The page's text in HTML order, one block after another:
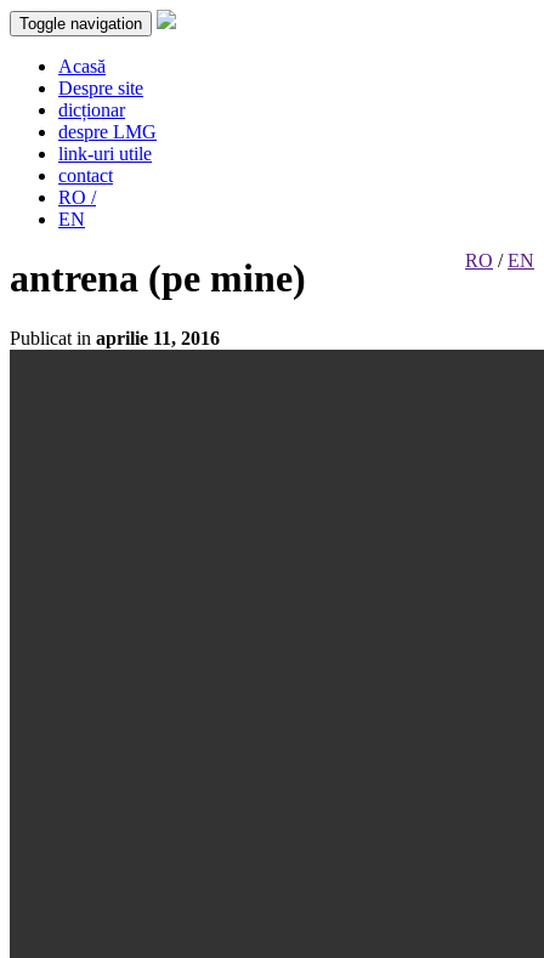
Toggle navigation
Acasă
Despre site
dicționar
despre LMG
link-uri utile
contact
RO /
EN
RO /EN
antrena (pe mine)
Publicat in aprilie 11, 2016